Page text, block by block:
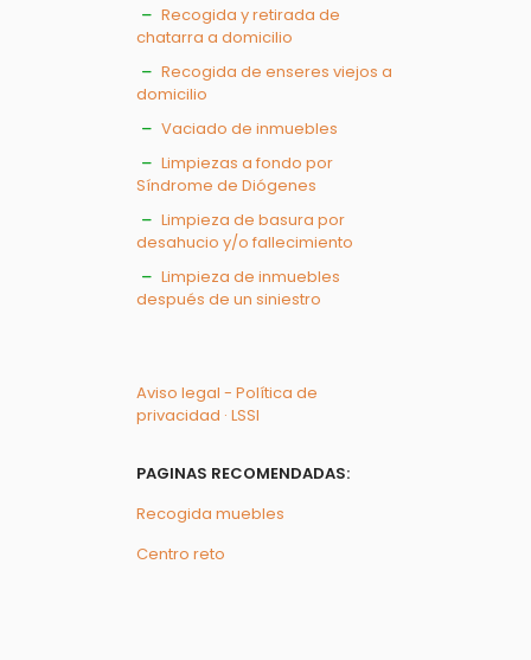
Recogida y retirada de
chatarra a domicilio
Recogida de enseres viejos a
domicilio
Vaciado de inmuebles
Limpiezas a fondo por
Síndrome de Diógenes
Limpieza de basura por
desahucio y/o fallecimiento
Limpieza de inmuebles
después de un siniestro
Aviso legal - Política de
privacidad · LSSI
PAGINAS RECOMENDADAS:
Recogida muebles
Centro reto